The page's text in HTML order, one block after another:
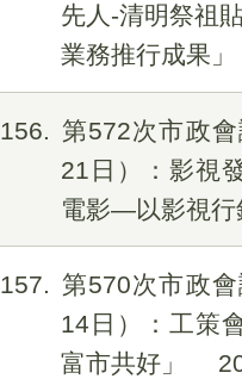
先人-清明祭祖
業務推行成果」
156
第572次市政
21日）：影視
電影—以影視行
157
第570次市政
14日）：工策
富市共好」